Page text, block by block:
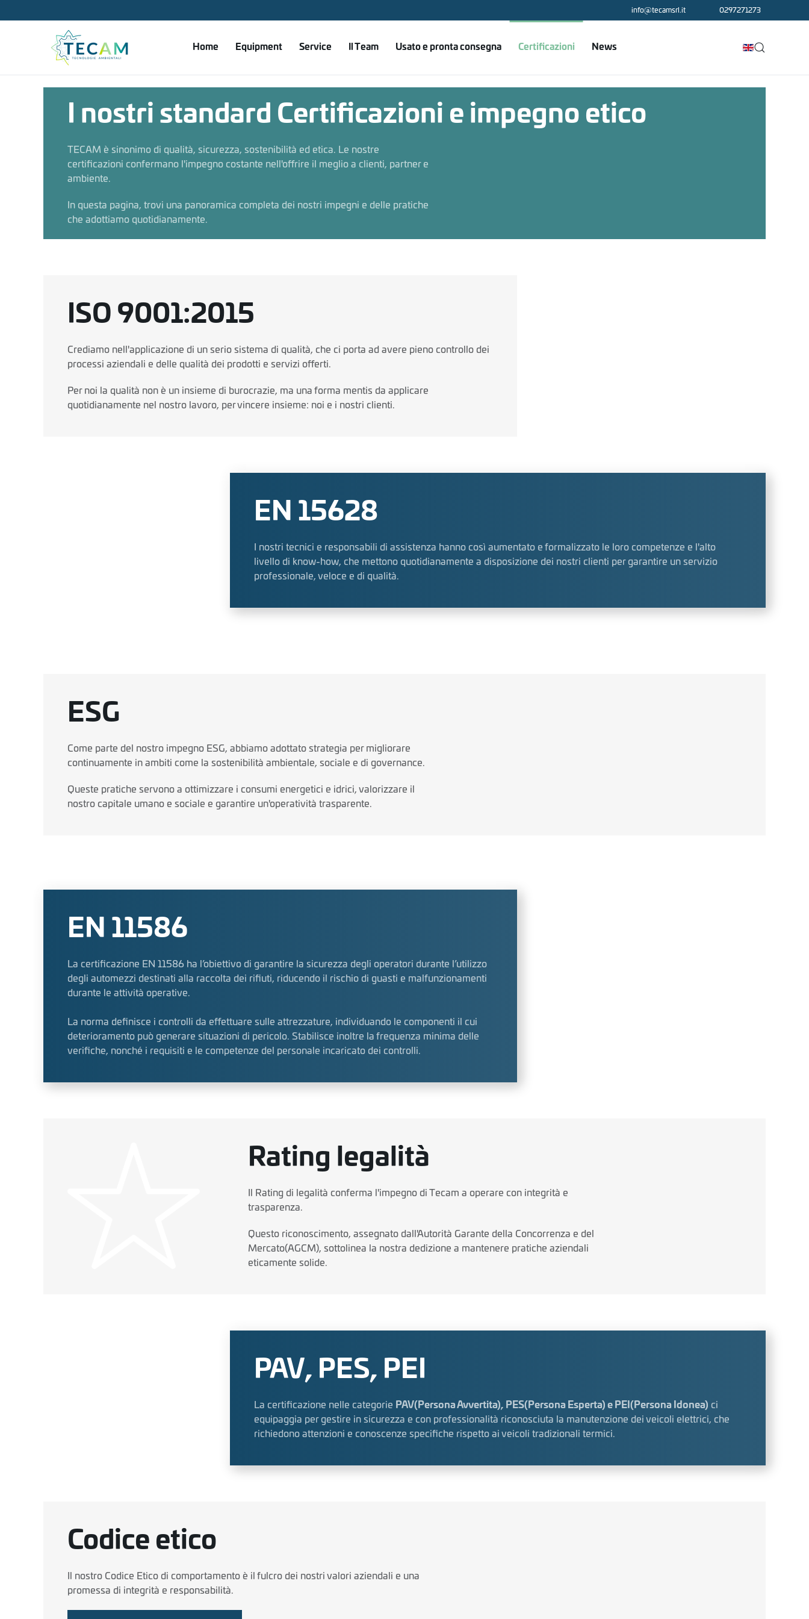
Skip to main content
info@tecamsrl.it 0297271273
Home Equipment Service Il Team Usato e pronta consegna Certificazioni News
I nostri standard Certificazioni e impegno etico
TECAM è sinonimo di qualità, sicurezza, sostenibilità ed etica. Le nostre
certificazioni confermano l'impegno costante nell'offrire il meglio a clienti, partner e
ambiente.
In questa pagina, trovi una panoramica completa dei nostri impegni e delle pratiche
che adottiamo quotidianamente.
ISO 9001:2015
Crediamo nell'applicazione di un serio sistema di qualità, che ci porta ad avere pieno controllo dei
processi aziendali e delle qualità dei prodotti e servizi offerti.
Per noi la qualità non è un insieme di burocrazie, ma una forma mentis da applicare
quotidianamente nel nostro lavoro, per vincere insieme: noi e i nostri clienti.
EN 15628
I nostri tecnici e responsabili di assistenza hanno così aumentato e formalizzato le loro competenze e l'alto
livello di know-how, che mettono quotidianamente a disposizione dei nostri clienti per garantire un servizio
professionale, veloce e di qualità.
ESG
Come parte del nostro impegno ESG, abbiamo adottato strategia per migliorare
continuamente in ambiti come la sostenibilità ambientale, sociale e di governance.
Queste pratiche servono a ottimizzare i consumi energetici e idrici, valorizzare il
nostro capitale umano e sociale e garantire un'operatività trasparente.
EN 11586
La certificazione EN 11586 ha l’obiettivo di garantire la sicurezza degli operatori durante l’utilizzo
degli automezzi destinati alla raccolta dei rifiuti, riducendo il rischio di guasti e malfunzionamenti
durante le attività operative.
La norma definisce i controlli da effettuare sulle attrezzature, individuando le componenti il cui
deterioramento può generare situazioni di pericolo. Stabilisce inoltre la frequenza minima delle
verifiche, nonché i requisiti e le competenze del personale incaricato dei controlli.
Rating legalità
Il Rating di legalità conferma l'impegno di Tecam a operare con integrità e
trasparenza.
Questo riconoscimento, assegnato dall'Autorità Garante della Concorrenza e del
Mercato(AGCM), sottolinea la nostra dedizione a mantenere pratiche aziendali
eticamente solide.
PAV, PES, PEI
La certificazione nelle categorie PAV(Persona Avvertita), PES(Persona Esperta) e PEI(Persona Idonea) ci
equipaggia per gestire in sicurezza e con professionalità riconosciuta la manutenzione dei veicoli elettrici, che
richiedono attenzioni e conoscenze specifiche rispetto ai veicoli tradizionali termici.
Codice etico
Il nostro Codice Etico di comportamento è il fulcro dei nostri valori aziendali e una
promessa di integrità e responsabilità.